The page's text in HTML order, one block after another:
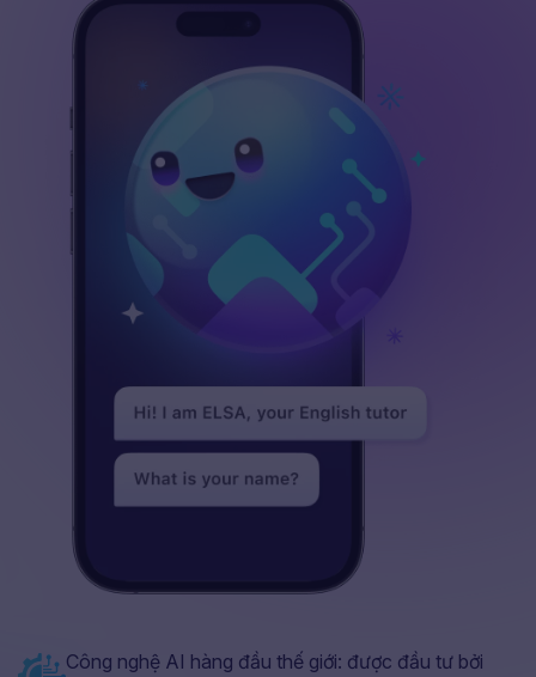
Công nghệ AI hàng đầu thế giới: được đầu tư bởi